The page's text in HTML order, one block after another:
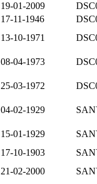
19-01-2009
17-11-1946
13-10-1971
08-04-1973
25-03-1972
04-02-1929
15-01-1929
17-10-1903
21-02-2000